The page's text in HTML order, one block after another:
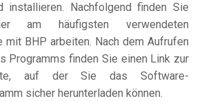
installieren. Nachfolgend finden Sie
am häufigsten verwendeten
mit BHP arbeiten. Nach dem Aufrufen
Programms finden Sie einen Link zur
auf der Sie das Software-
sicher herunterladen können.